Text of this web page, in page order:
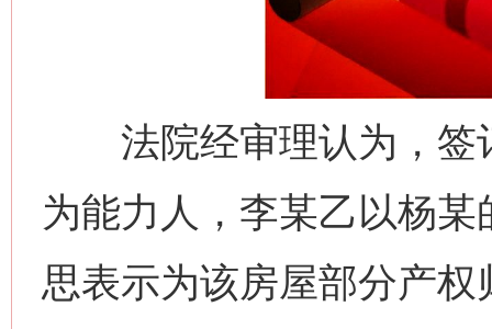
法院经审理认为，签
为能力人，李某乙以杨
思表示为该房屋部分产